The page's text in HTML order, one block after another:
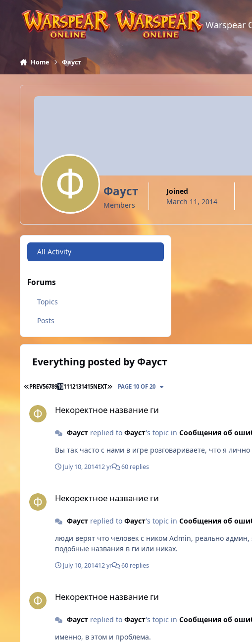
Skip to content
Warspear
Home Фауст
Фауст
Members
Joined
March 11, 2014
All Activity
Forums
Topics
Posts
Everything posted by Фауст
FIRST PAGE
PREV56789101112131415NEXT LAST PAGE
PAGE 10 OF 20
Некоректное название ги
Фаустreplied to Фауст's topic in Сообщения об
Вы так часто с нами в игре розговариваете, что я
July 10, 201412 yr 60 replies
Некоректное название ги
Фаустreplied to Фауст's topic in Сообщения об
люди верят что человек с ником Admin, реально
подобные названия в ги или никах.
July 10, 201412 yr 60 replies
Некоректное название ги
Фаустreplied to Фауст's topic in Сообщения об
именно, в этом и проблема.